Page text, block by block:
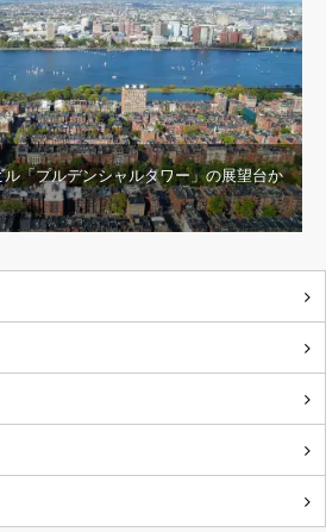
ル「プルデンシャルタワー」の展望台か